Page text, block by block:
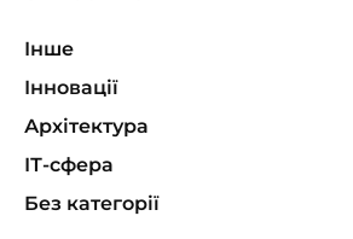
Інше
Інновації
Архітектура
ІТ-сфера
Без категорії